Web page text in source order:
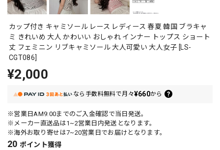
カップ付き キャミソール レース レディース 春夏 韓国 ブラキャ
ミ きれいめ 大人 かわいい おしゃれ インナー トップス ショート
丈 フェミニン リブキャミソール 大人可愛い 大人女子 [LS-
CGT086]
¥2,000
なら 手数料無料で月々¥660から
※営業日AM9:00までのご入金確認で当日発送。
※メーカー直送品は1~2営業日内発送となります。
※海外お取り寄せは7~20営業日でお届けとなります。
20 ポイント獲得